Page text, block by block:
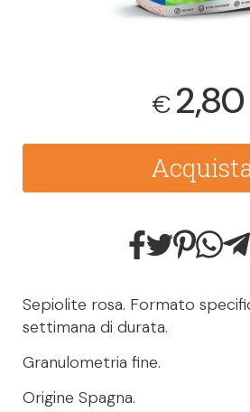
€2,80
Sepiolite rosa. Formato
settimana di durata.
Granulometria fine.
Origine Spagna.